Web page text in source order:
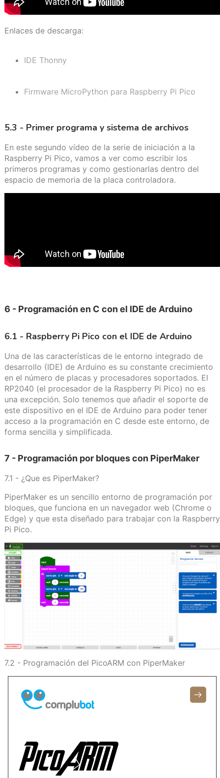
Enlaces de descarga:
IDE Thonny
Firmware MicroPython para Raspberry Pi Pico
5.3 - Primer programa y sistema de archivos
En este segundo vídeo de la serie de iniciación a la
Raspberry Pi Pico, vamos a ver como escribir los
primeros programas y como gestionarlas dentro del
espacio de memoria de la placa controladora.
6 - Programación en C con el IDE de Arduino
6.1 - Raspberry Pi Pico con el IDE de Arduino
Una de las características de le entorno integrado de
desarrollo (IDE) de Arduino es su constante crecimiento
en el número de placas y procesadores soportados. El
RP2040 (el procesador de la Raspberry Pi Pico) no es
una excepción. Solo tenemos que añadir el soporte de
este dispositivo en el IDE de Arduino para poder tener
acceso a la programación en C desde este entorno, de
forma sencilla y simplificada.
7 - Programación por bloques con PiperMaker
7.1 - ¿Que es PiperMaker?
PiperMaker es un sencillo entorno de programación por
bloques, que funciona en un navegador web (Chrome o
Edge) y que esta diseñado para trabajar con la Raspberry
Pi Pico.
7.2 - Programación del PicoARM con PiperMaker